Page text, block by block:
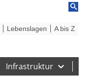
Infrastruktur
Lebenslagen A bis Z